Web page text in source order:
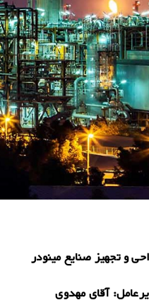
و تجهیز صنایع مینودر
آقای مهدوی